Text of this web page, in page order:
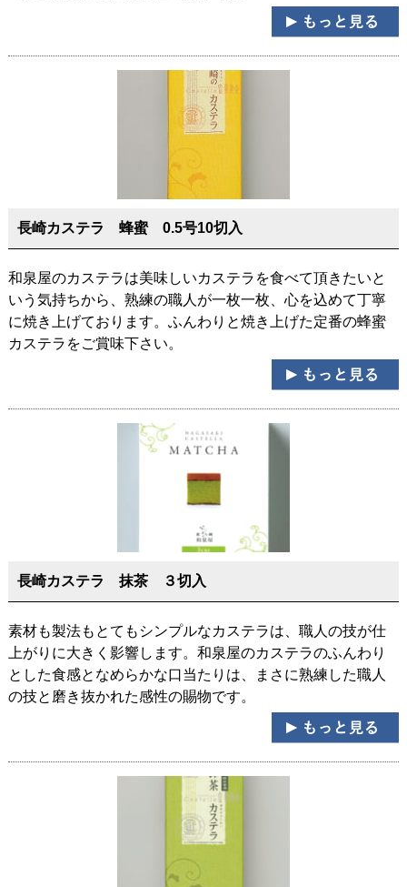
長崎カステラ 蜂蜜 0.5号10切入
和泉屋のカステラは美味しいカステラを食べて頂きたいと
いう気持ちから、熟練の職人が一枚一枚、心を込めて丁寧
に焼き上げております。ふんわりと焼き上げた定番の蜂蜜
カステラをご賞味下さい。
長崎カステラ 抹茶 ３切入
素材も製法もとてもシンプルなカステラは、職人の技が仕
上がりに大きく影響します。和泉屋のカステラのふんわり
とした食感となめらかな口当たりは、まさに熟練した職人
の技と磨き抜かれた感性の賜物です。